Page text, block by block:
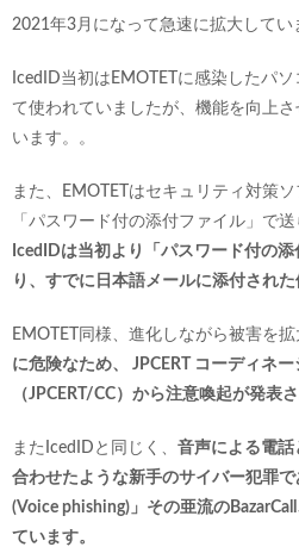
2021年3月になって急速に拡大してい
IcedID当初はEMOTETに感染したパ
て使われていましたが、機能を向上
います。。
また、EMOTETはセキュリティ対策
「パスワード付の添付ファイル」で
IcedIDは当初より「パスワード付の
り、すでに日本語メールに添付された
EMOTET同様、進化しながら被害を拡
に危険なため、 JPCERT コーディネ
（JPCERT/CC）から注意喚起が発表
またIcedIDと同じく、 音声による電
合わせたような新手のサイバー犯罪
(Voice phishing)」その亜流の
ています。